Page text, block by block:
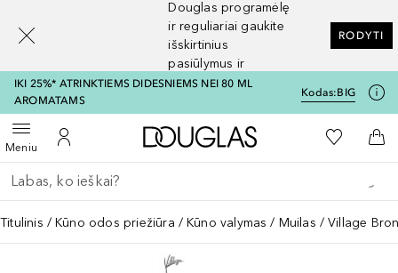
Douglas programėlę
ir reguliariai gaukite
išskirtinius
pasiūlymus ir
nuolaidas
RODYTI
IKI 25%* ATRINKTIEMS DIDESNIEMS NEI 80 ML
AROMATAMS
Kodas:BIG
MeniuAtidaryti meniuĮ mano paskyrą
Į Douglas pagrindinį
Į mano
Į
Grįžk atgal
Vykdykite paiešką
Titulinis Kūno odos priežiūra Kūno valymas Muilas Village
[navigation.slideout.screenreader]